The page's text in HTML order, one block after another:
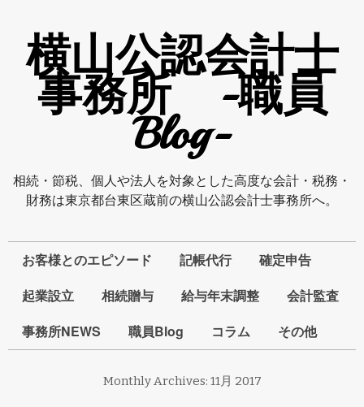
横山公認会計士
事務所 -職員
Blog-
相続・節税、個人や法人を対象とした高度な会計・税務・
財務は東京都台東区蔵前の横山公認会計士事務所へ。
お客様とのエピソード 記帳代行
確定申告
起業設立
相続贈与 給与年末調整
会計監査
事務所NEWS
職員Blog コラム その他
Monthly Archives: 11月 2017